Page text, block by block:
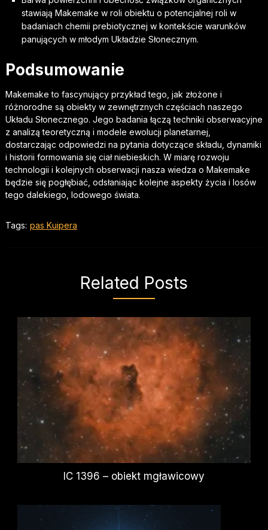
stawiają Makemake w roli obiektu o potencjalnej roli w
badaniach chemii prebiotycznej w kontekście warunków
panujących w młodym Układzie Słonecznym.
Podsumowanie
Makemake to fascynujący przykład tego, jak złożone i
różnorodne są obiekty w zewnętrznych częściach naszego
Układu Słonecznego. Jego badania łączą techniki obserwacyjne
z analizą teoretyczną i modele ewolucji planetarnej,
dostarczając odpowiedzi na pytania dotyczące składu, dynamiki
i historii formowania się ciał niebieskich. W miarę rozwoju
technologii i kolejnych obserwacji nasza wiedza o Makemake
będzie się pogłębiać, odsłaniając kolejne aspekty życia i losów
tego dalekiego, lodowego świata.
Tags: pas Kuipera
Related Posts
IC 1396 – obiekt mgławicowy